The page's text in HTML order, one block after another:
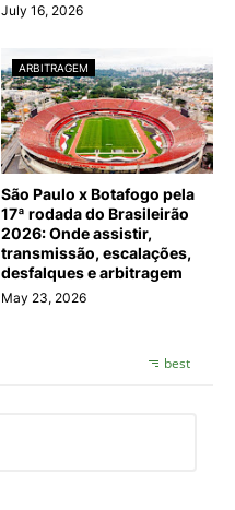
July 16, 2026
ARBITRAGEM
São Paulo x Botafogo pela
17ª rodada do Brasileirão
2026: Onde assistir,
transmissão, escalações,
desfalques e arbitragem
May 23, 2026